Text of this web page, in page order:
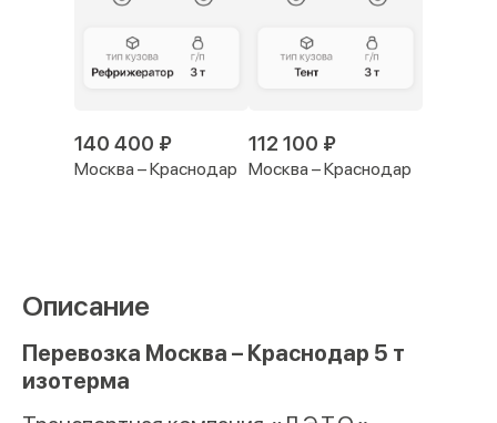
140 400 ₽
Москва – Краснодар
112 100 ₽
Москва – Краснодар
Описание
Перевозка Москва – Краснодар 5 т
изотерма